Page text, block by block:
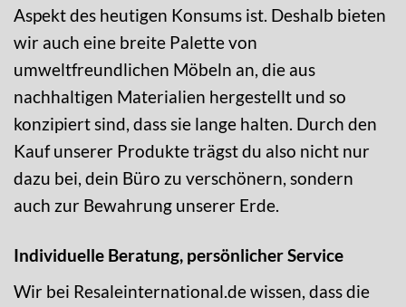
Aspekt des heutigen Konsums ist. Deshalb bieten
wir auch eine breite Palette von
umweltfreundlichen Möbeln an, die aus
nachhaltigen Materialien hergestellt und so
konzipiert sind, dass sie lange halten. Durch den
Kauf unserer Produkte trägst du also nicht nur
dazu bei, dein Büro zu verschönern, sondern
auch zur Bewahrung unserer Erde.
Individuelle Beratung, persönlicher Service
Wir bei Resaleinternational.de wissen, dass die